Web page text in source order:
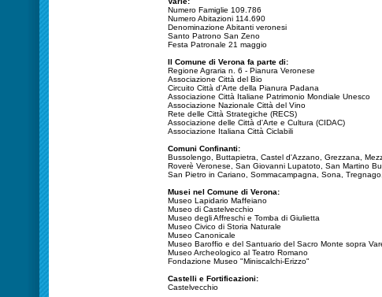
Numero Famiglie 109.786
Numero Abitazioni 114.690
Denominazione Abitanti veronesi
Santo Patrono San Zeno
Festa Patronale 21 maggio
Il Comune di Verona fa parte di:
Regione Agraria n. 6 - Pianura Veronese
Associazione Città del Bio
Circuito Città d'Arte della Pianura Padana
Associazione Città Italiane Patrimonio Mondiale Unesco
Associazione Nazionale Città del Vino
Rete delle Città Strategiche (RECS)
Associazione delle Città d'Arte e Cultura (CIDAC)
Associazione Italiana Città Ciclabili
Comuni Confinanti:
Bussolengo, Buttapietra, Castel d'Azzano, Grezzana,
Roverè Veronese, San Giovanni Lupatoto, San Martino
San Pietro in Cariano, Sommacampagna, Sona,
Musei nel Comune di Verona:
Museo Lapidario Maffeiano
Museo di Castelvecchio
Museo degli Affreschi e Tomba di Giulietta
Museo Civico di Storia Naturale
Museo Canonicale
Museo Baroffio e del Santuario del Sacro Monte sopra
Museo Archeologico al Teatro Romano
Fondazione Museo "Miniscalchi-Erizzo"
Castelli e Fortificazioni:
Castelvecchio